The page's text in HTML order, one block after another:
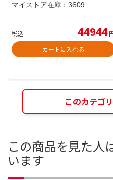
マイストア在庫： 3609
税込 44944
カートに入れる
このカテゴ
この商品を見た人
います